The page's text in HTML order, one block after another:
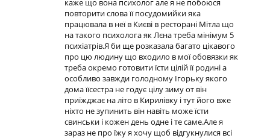
каже що вона психолог але я не побоюся
повторити слова її посудомийки яка
працювала в неї в Києві в ресторані Мітла що
на такого психолога як Лєна треба мінімум 5
психіатрів.Я би ще розказала багато цікавого
про цю людину що входило в мої обовязки як
треба окремо готовити їсти цілій її родині а
особливо завжди голодному Ігорьку якого
дома їїсестра не годує цілу зиму от він
приїжджає на літо в Кирилівку і тут його вже
ніхто не зупинить він навіть може їсти
свинськи і кожен день одне і те саме.Але я
зараз не про їжу я хочу щоб відгукнулися всі